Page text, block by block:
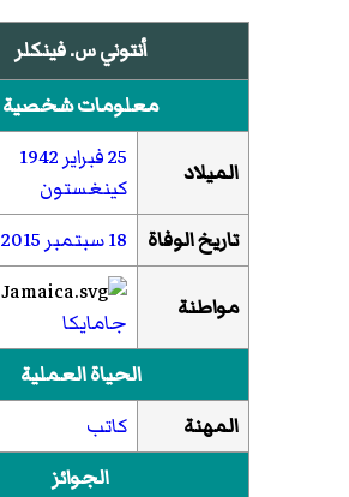
أنتوني س. فينكلر
معلومات شخصية
الميلاد 25 فبراير
1942
كينغستون
تاريخ الوفاة
18 سبتمبر 2015
مواطنة
جامايكا
الحياة العملية
المهنة
كاتب
الجوائز